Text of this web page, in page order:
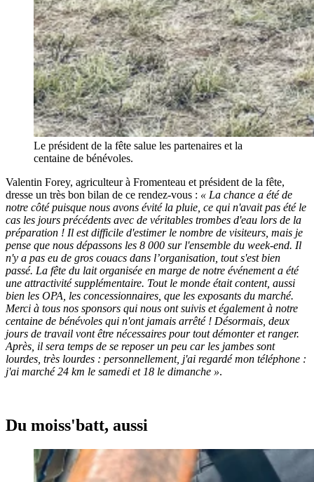
Le président de la fête salue les partenaires et la
centaine de bénévoles.
Valentin Forey, agriculteur à Fromenteau et président de la fête,
dresse un très bon bilan de ce rendez-vous : « La chance a été de
notre côté puisque nous avons évité la pluie, ce qui n'avait pas été le
cas les jours précédents avec de véritables trombes d'eau lors de la
préparation ! Il est difficile d'estimer le nombre de visiteurs, mais je
pense que nous dépassons les 8 000 sur l'ensemble du week-end. Il
n'y a pas eu de gros couacs dans l’organisation, tout s'est bien
passé. La fête du lait organisée en marge de notre événement a été
une attractivité supplémentaire. Tout le monde était content, aussi
bien les OPA, les concessionnaires, que les exposants du marché.
Merci à tous nos sponsors qui nous ont suivis et également à notre
centaine de bénévoles qui n'ont jamais arrêté ! Désormais, deux
jours de travail vont être nécessaires pour tout démonter et ranger.
Après, il sera temps de se reposer un peu car les jambes sont
lourdes, très lourdes : personnellement, j'ai regardé mon téléphone :
j'ai marché 24 km le samedi et 18 le dimanche ».
Du moiss'batt, aussi